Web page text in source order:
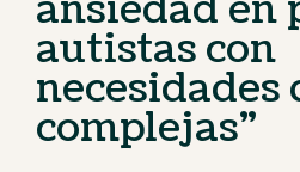
autistas con
necesidades
complejas”